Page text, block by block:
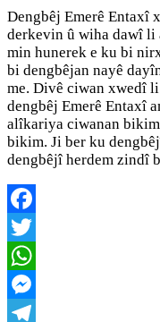
Dengbêj Emerê Entaxî
derkevin û wiha dawî
min hunerek e ku bi
bi dengbêjan nayê
me. Divê ciwan xwedî
dengbêj Emerê Entaxî
alîkariya ciwanan
bikim. Ji ber ku
dengbêjî herdem zindî
Facebook
Twitter
WhatsApp
Messenger